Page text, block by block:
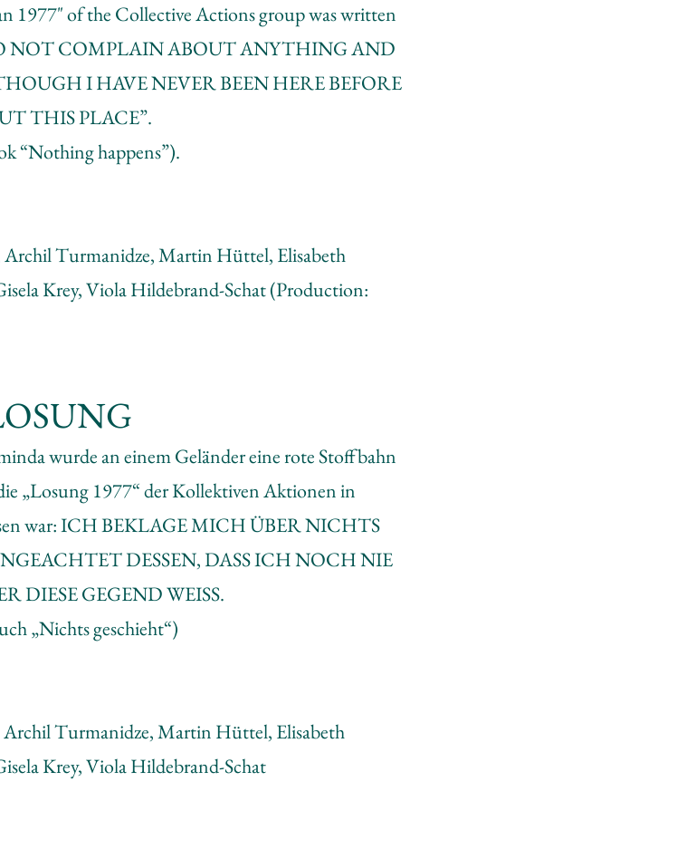
1977" of the Collective Actions group was written
NOT COMPLAIN ABOUT ANYTHING AND
I HAVE NEVER BEEN HERE BEFORE
THIS PLACE”.
“Nothing happens”).
Archil Turmanidze, Martin Hüttel, Elisabeth
Krey, Viola Hildebrand-Schat (Production:
wurde an einem Geländer eine rote Stoffbahn
„Losung 1977“ der Kollektiven Aktionen in
war: ICH BEKLAGE MICH ÜBER NICHTS
DESSEN, DASS ICH NOCH NIE
DIESE GEGEND WEISS.
„Nichts geschieht“)
Archil Turmanidze, Martin Hüttel, Elisabeth
Krey, Viola Hildebrand-Schat